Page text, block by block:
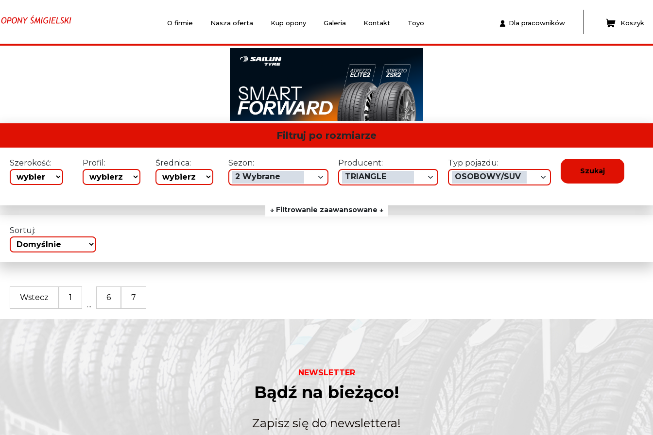
O firmie Nasza oferta Kup opony Galeria Kontakt Toyo Dla pracowników Koszyk
Filtruj po rozmiarze
Szerokość: Profil: Średnica:
Sezon:
2 Wybrane
Producent:
TRIANGLE
Typ pojazdu:
OSOBOWY/SUV
Szukaj
↓ Filtrowanie zaawansowane ↓
Sortuj:
Wstecz 1
...
6 7
NEWSLETTER
Bądź na bieżąco!
Zapisz się do newslettera!